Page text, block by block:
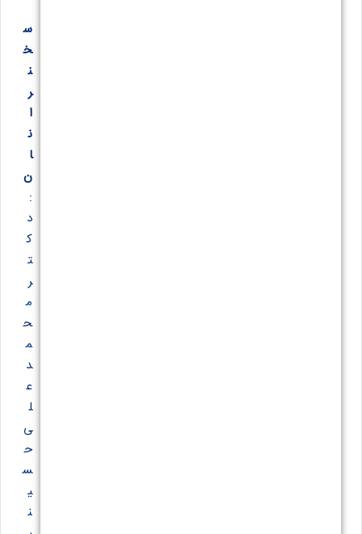
س
خ
ن
ر
ا
ن
ا
ن
:
د
ک
ت
ر
م
ح
م
د
ع
ل
ی
ح
س
ی
ن